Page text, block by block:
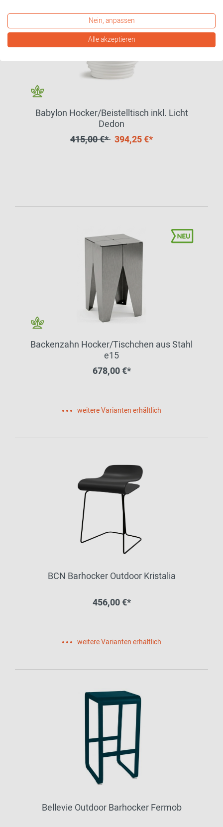
Babylon Hocker/Beistelltisch inkl. Licht
Dedon
415,00 €* 394,25 €*
Backenzahn Hocker/Tischchen aus Stahl
e15
678,00 €*
weitere Varianten erhältlich
BCN Barhocker Outdoor Kristalia
456,00 €*
weitere Varianten erhältlich
Bellevie Outdoor Barhocker Fermob
Nein, anpassen
Alle akzeptieren